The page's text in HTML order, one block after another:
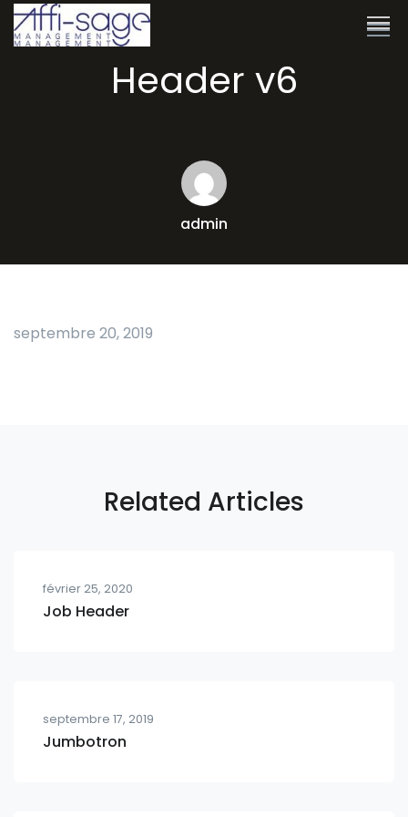
Header v6
admin
septembre 20, 2019
Related Articles
février 25, 2020
Job Header
septembre 17, 2019
Jumbotron